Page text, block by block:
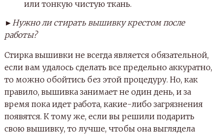
или тонкую чистую ткань.
►Нужно ли стирать вышивку крестом после
работы?
Стирка вышивки не всегда является обязательной,
если вам удалось сделать все предельно аккуратно,
то можно обойтись без этой процедуру. Но, как
правило, вышивка занимает не один день, и за
время пока идет работа, какие-либо загрязнения
появятся. К тому же, если вы решили подарить
свою вышивку, то лучше, чтобы она выглядела